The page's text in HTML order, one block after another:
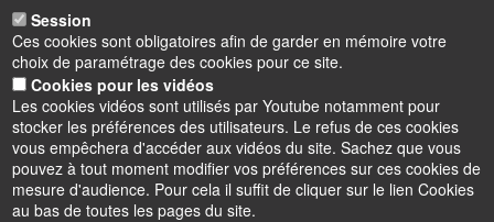
Informations
UFR Sciences et Techniques
1, rue de Chartres, 45100 Orléans
02 38 41 71 78
Session
Ces cookies sont obligatoires afin de garder en mémoire votre
choix de paramétrage des cookies pour ce site.
Cookies pour les vidéos
Les cookies vidéos sont utilisés par Youtube notamment pour
stocker les préférences des utilisateurs. Le refus de ces cookies
vous empêchera d'accéder aux vidéos du site. Sachez que vous
pouvez à tout moment modifier vos préférences sur ces cookies de
mesure d'audience. Pour cela il suffit de cliquer sur le lien Cookies
au bas de toutes les pages du site.